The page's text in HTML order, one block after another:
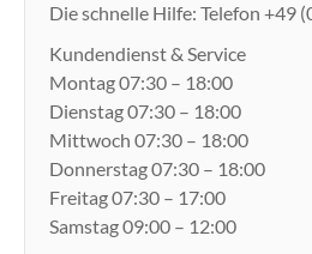
Die schnelle Hilfe: Telefon +49
Kundendienst & Service
Montag 07:30 – 18:00
Dienstag 07:30 – 18:00
Mittwoch 07:30 – 18:00
Donnerstag 07:30 – 18:00
Freitag 07:30 – 17:00
Samstag 09:00 – 12:00